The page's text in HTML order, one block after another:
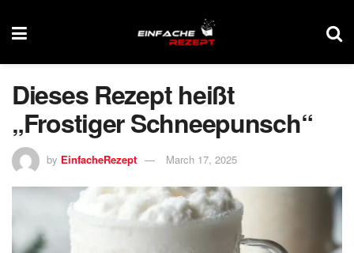
Dieses Rezept heißt
„Frostiger Schneepunsch“
by EinfacheRezept March 17, 2025